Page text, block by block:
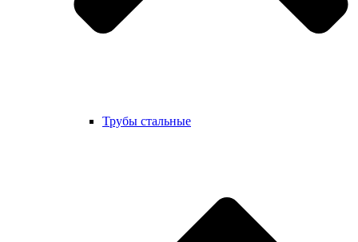
Трубы стальные